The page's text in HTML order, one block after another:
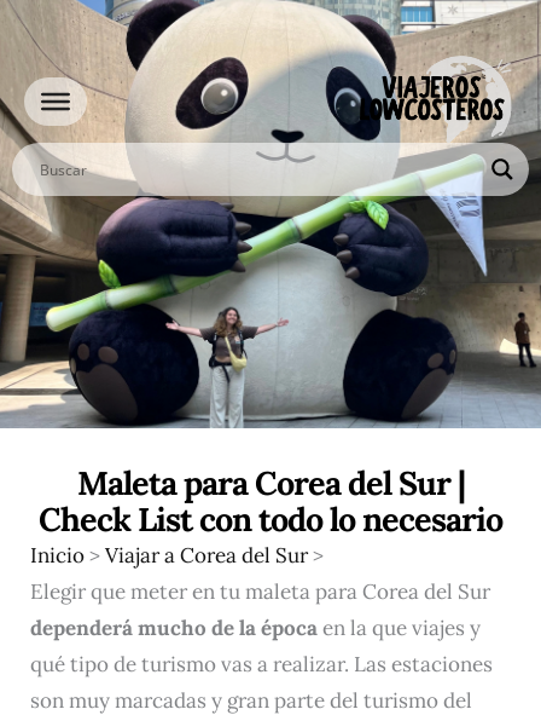
Ir
contenido
Maleta para Corea del Sur |
Check List con todo lo necesario
Inicio>Viajar a Corea del Sur>
Elegir que meter en tu maleta para Corea del Sur
dependerá mucho de la épocaen la que viajes y
qué tipo de turismo vas a realizar. Las estaciones
son muy marcadas y gran parte del turismo del